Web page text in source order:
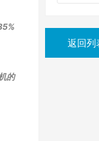
的
返回列